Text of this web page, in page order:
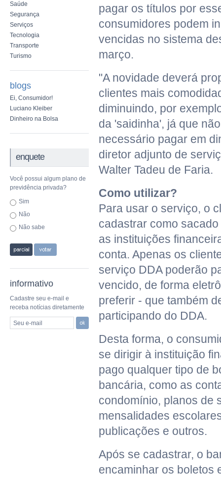
Saúde
Segurança
Serviços
Tecnologia
Transporte
Turismo
blogs
Ei, Consumidor!
Luciano Kleiber
Dinheiro na Bolsa
enquete
Você possui algum plano de
previdência privada?
Sim
Não
Não sabe
informativo
Cadastre seu e-mail e
receba notícias diretamente
Seu e-mail
pagar os títulos por
consumidores podem
vencidas no sistema
março.
"A novidade deverá
clientes mais
diminuindo, por
da 'saidinha', já que
necessário pagar em
diretor adjunto de
Walter Tadeu de Faria.
Como utilizar?
Para usar o serviço, o
cadastrar como
as instituições
conta. Apenas os
serviço DDA poderão
vencido, de forma
preferir - que também
participando do DDA.
Desta forma, o
se dirigir à instituição
pago qualquer tipo de
bancária, como as
condomínio, planos de
mensalidades
publicações e outros.
Após se cadastrar, o
encaminhar os boletos